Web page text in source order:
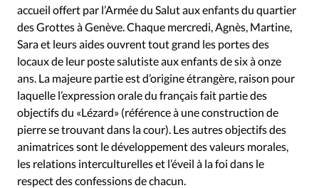
Devise:CHF
RUBRIQUES
Tous les articles
Actualité chrétienne
Actualité internationale
Chronique
Culture
Dossier
Eglises Foi Génération réveil
Monde
Opinions
Publireportage
Relations Aujourd'hui
Société
Tour du monde des Eglises
Trait d'Ixène
Vécu
Vie Intérieure
accueil offert par l’Armée du Salut aux enfants du quartier
des Grottes à Genève. Chaque mercredi, Agnès, Martine,
Sara et leurs aides ouvrent tout grand les portes des
locaux de leur poste salutiste aux enfants de six à onze
ans. La majeure partie est d’origine étrangère, raison pour
laquelle l’expression orale du français fait partie des
objectifs du «Lézard» (référence à une construction de
pierre se trouvant dans la cour). Les autres objectifs des
animatrices sont le développement des valeurs morales,
les relations interculturelles et l’éveil à la foi dans le
respect des confessions de chacun.